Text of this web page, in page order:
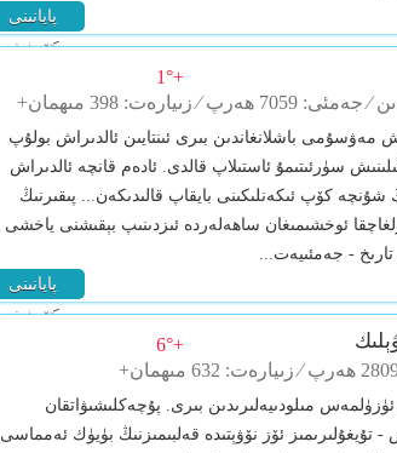
پايانىنى
كۆرۈش
+1°
⁄ جەمئى: 7059 ھەرپ ⁄ زىيارەت: 398 مىھمان+
باشلانغاندىن بىرى ئىنتايىن ئالدىراش بولۇپ
سۈرئىتىمۇ ئاستىلاپ قالدى. ئادەم قانچە ئالدىراش
شۇنچە كۆپ ئىكەنلىكىنى بايقاپ قالىدىكەن... پىقىرنىڭ
ئوخشىمىغان ساھەلەردە ئىزدىنىپ بېقىشنى ياخشى
- جەمئىيەت...
پايانىنى
كۆرۈش
+6°
مىلودىيەلىرىدىن بىرى. پۇچەكلىشىۋاتقان
- تۇيغۇلىرىمىز ئۆز نۆۋېتىدە قەلبىمىزنىڭ بۈيۈك ئەمماسى